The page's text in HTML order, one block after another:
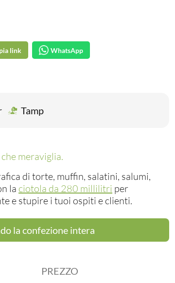
link WhatsApp
Tamp
meraviglia.
di torte, muffin, salatini, salumi,
la ciotola da 280 millilitri per
e stupire i tuoi ospiti e clienti.
la confezione intera
PREZZO